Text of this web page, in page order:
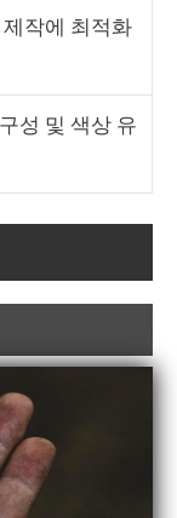
작에 최적화
성 및 색상 유